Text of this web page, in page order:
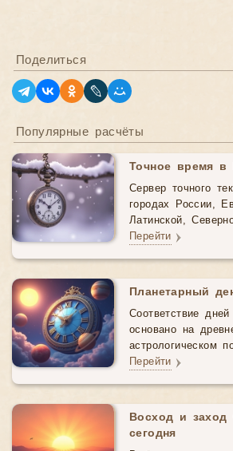
Поделиться
Популярные расчёты
Точное время в
Сервер точного
городах России,
Латинской,
Перейти
Планетарный
Соответствие
основано на
астрологическом
Перейти
Восход и
сегодня